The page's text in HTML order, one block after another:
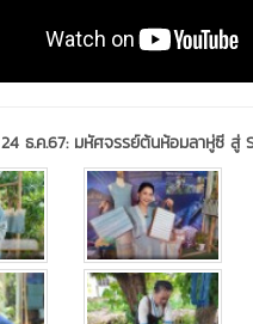
24 ธ.ค.67: มหัศจรรย์ต้นห้อมลาหู่ซี สู่